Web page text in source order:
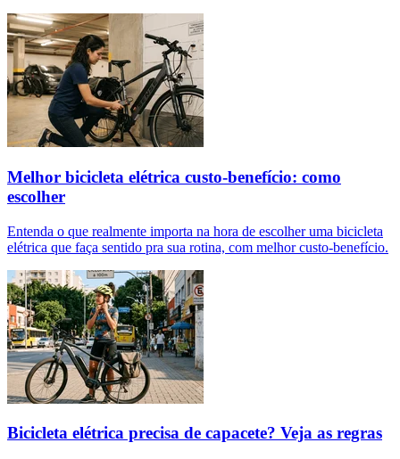
Melhor bicicleta elétrica custo-benefício: como
escolher
Entenda o que realmente importa na hora de escolher uma bicicleta
elétrica que faça sentido pra sua rotina, com melhor custo-benefício.
Bicicleta elétrica precisa de capacete? Veja as regras